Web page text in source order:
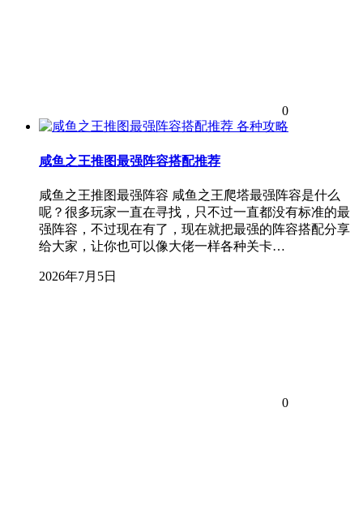
0
各种攻略
咸鱼之王推图最强阵容搭配推荐
咸鱼之王推图最强阵容 咸鱼之王爬塔最强阵容是什么
呢？很多玩家一直在寻找，只不过一直都没有标准的最
强阵容，不过现在有了，现在就把最强的阵容搭配分享
给大家，让你也可以像大佬一样各种关卡…
2026年7月5日
0